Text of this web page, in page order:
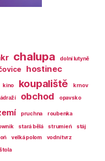
chalupa
dolní lutyně
hostinec
kino koupaliště krnov
obchod opavsko
pruchna
roubenka
stará bělá strumień stáj
velká polom vodní tvrz
štola